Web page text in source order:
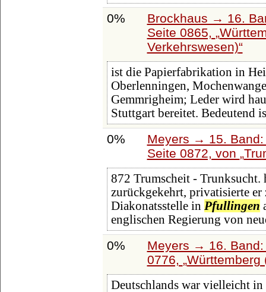
0%
Brockhaus → 16.
Seite 0865,
Verkehrswesen)
ist die Papierfabrikation in
Oberlenningen,
Gemmrigheim; Leder wird
Stuttgart bereitet. Bedeutend
0%
Meyers → 15.
Seite 0872, von
872 Trumscheit -
zurückgekehrt, privatisierte
Diakonatsstelle in Pfullingen
englischen Regierung von
0%
Meyers → 16.
0776,
Württemberg
Deutschlands war vielleicht in